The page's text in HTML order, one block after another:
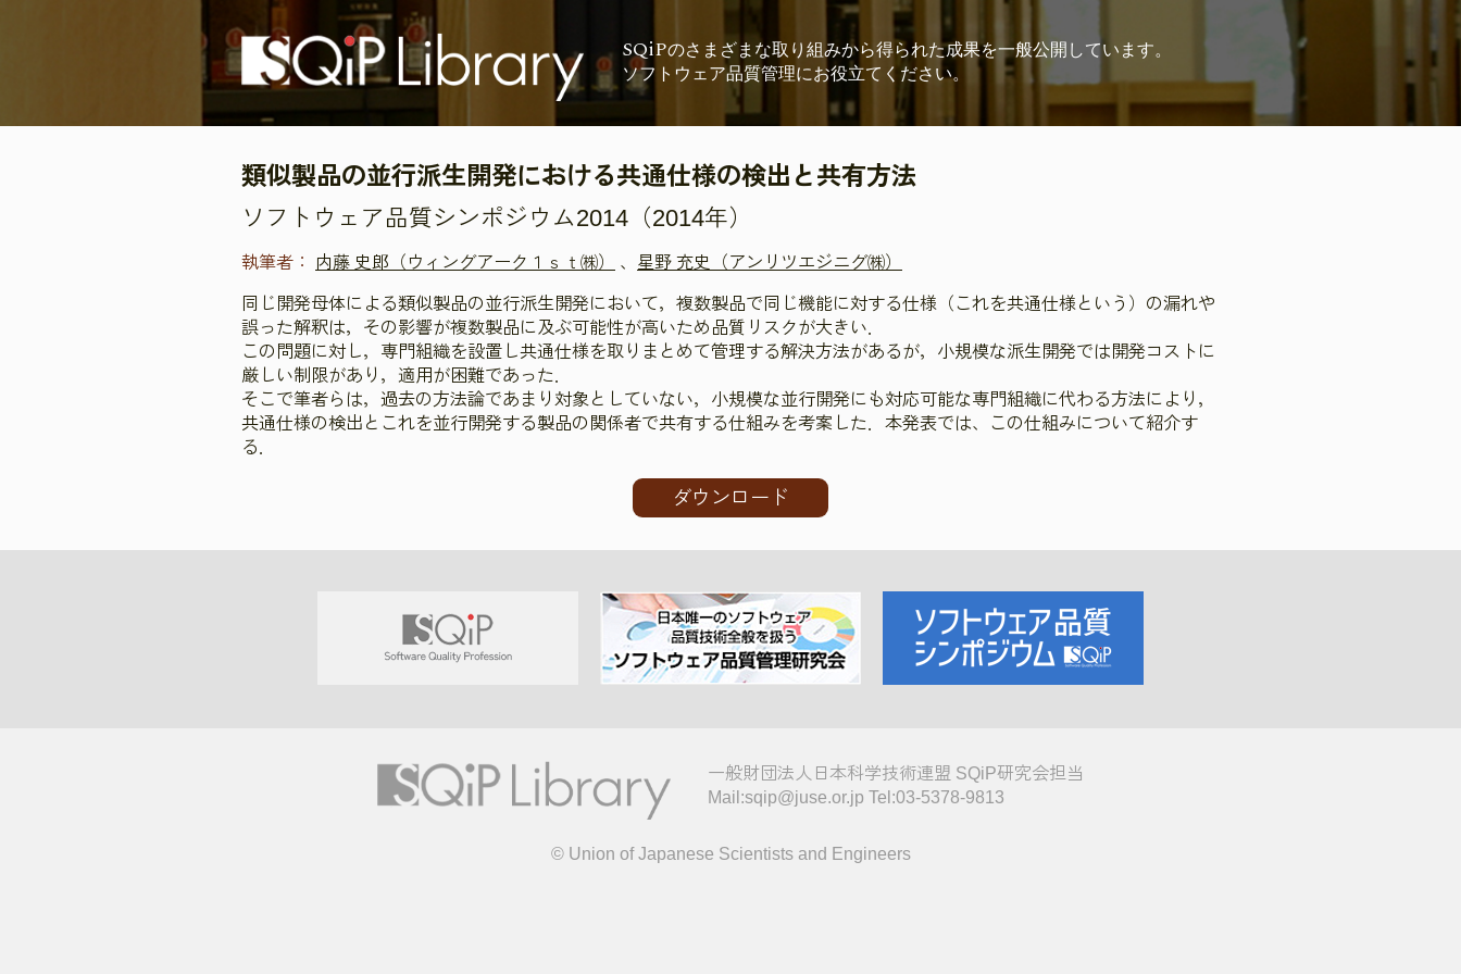
SQiPのさまざまな取り組みから得られた成果を一般公開しています。
ソフトウェア品質管理にお役立てください。
類似製品の並行派生開発における共通仕様の検出と共有方法
ソフトウェア品質シンポジウム2014（2014年）
執筆者： 内藤 史郎（ウィングアーク１ｓｔ㈱） 、 星野 充史（アンリツエジニグ㈱）
同じ開発母体による類似製品の並行派生開発において，複数製品で同じ機能に対する仕様（これを共通仕様という）の漏れや
誤った解釈は，その影響が複数製品に及ぶ可能性が高いため品質リスクが大きい．
この問題に対し，専門組織を設置し共通仕様を取りまとめて管理する解決方法があるが，小規模な派生開発では開発コストに
厳しい制限があり，適用が困難であった．
そこで筆者らは，過去の方法論であまり対象としていない，小規模な並行開発にも対応可能な専門組織に代わる方法により，
共通仕様の検出とこれを並行開発する製品の関係者で共有する仕組みを考案した．本発表では、この仕組みについて紹介す
る．
ダウンロード
一般財団法人日本科学技術連盟 SQiP研究会担当
Mail:sqip@juse.or.jp Tel:03-5378-9813
© Union of Japanese Scientists and Engineers